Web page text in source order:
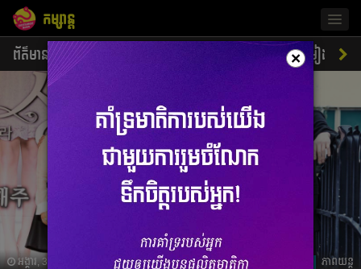
កម្សាន្ត
ព័ត៌មាន ជីវិតតារា ចម្រៀង
អង្គារ, 3 កញ្ញា 2019 03:31 ភាពយន្ត
×